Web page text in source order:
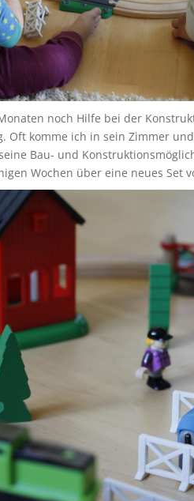
noch Hilfe bei der
Oft komme ich in sein Zimmer
Bau- und
Wochen über eine neues Set